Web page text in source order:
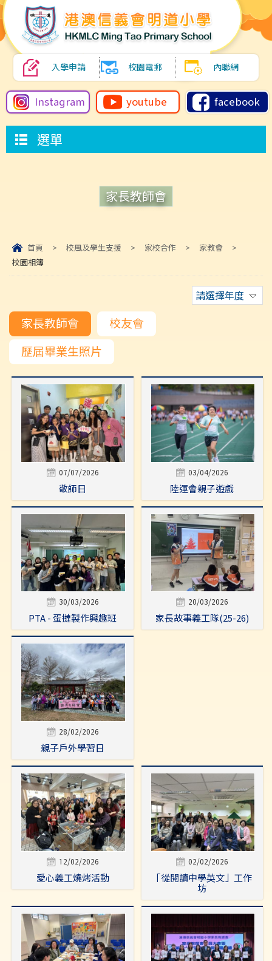
入學申請 校園電郵 內聯網
Instagram youtube facebook
選單
家長教師會
首頁 > 校風及學生支援 > 家校合作 > 家教會
>
校園相簿
請選擇年度
家長教師會 校友會
歷屆畢業生照片
07/07/2026
敬師日
03/04/2026
陸運會親子遊戲
30/03/2026
PTA - 蛋撻製作興趣班
20/03/2026
家長故事義工隊(25-26)
28/02/2026
親子戶外學習日
12/02/2026
愛心義工燒烤活動
02/02/2026
「從閱讀中學英文」工作
坊